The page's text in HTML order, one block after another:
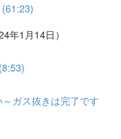
年1月14日）
ガス抜きは完了です